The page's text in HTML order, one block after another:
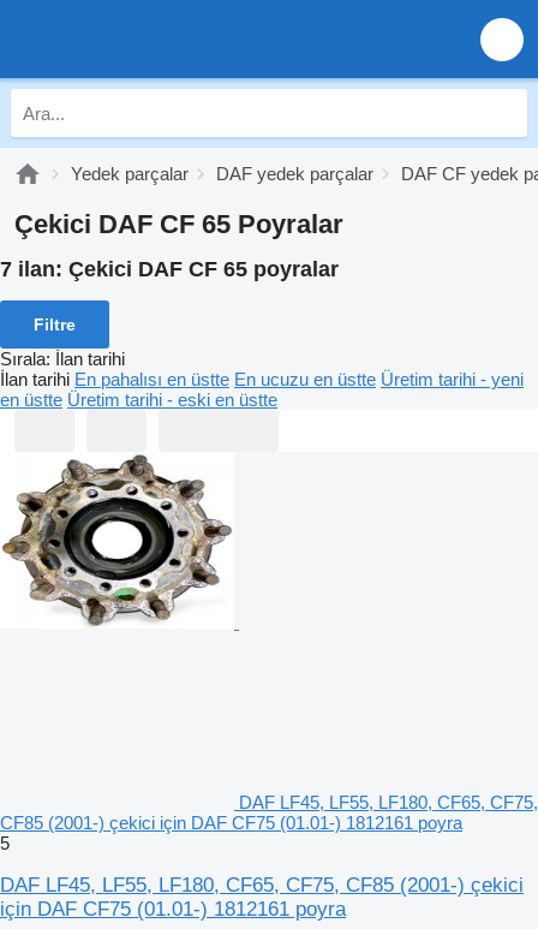
Yedek parçalar DAF yedek parçalar DAF CF yedek
Çekici DAF CF 65 Poyralar
7 ilan: Çekici DAF CF 65 poyralar
Filtre
Sırala: İlan tarihi
İlan tarihi En pahalısı en üstte En ucuzu en üstte Üretim tarihi - yeni
en üstte Üretim tarihi - eski en üstte
DAF LF45, LF55, LF180, CF65, CF75,
CF85 (2001-) çekici için DAF CF75 (01.01-) 1812161 poyra
5
DAF LF45, LF55, LF180, CF65, CF75, CF85 (2001-) çekici
için DAF CF75 (01.01-) 1812161 poyra